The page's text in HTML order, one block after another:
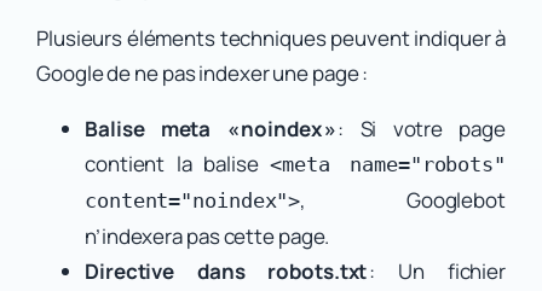
Plusieurs éléments techniques peuvent indiquer à
Google de ne pas indexer une page :
Balise meta « noindex »: Si votre page
contient la balise<meta name="robots"
content="noindex">, Googlebot
n’indexera pas cette page.
Directive dans robots.txt: Un fichier